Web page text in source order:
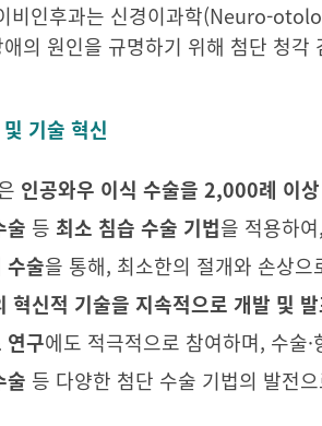
비인후과는 신경이과학(Neuro-
의 원인을 규명하기 위해 첨단 청각
기술 혁신
인공와우 이식 수술을 2,000례 이
술 등 최소 침습 수술 기법을 적용하
수술을 통해, 최소한의 절개와 손상
혁신적 기술을 지속적으로 개발 및
연구에도 적극적으로 참여하며, 수술
술 등 다양한 첨단 수술 기법의 발전